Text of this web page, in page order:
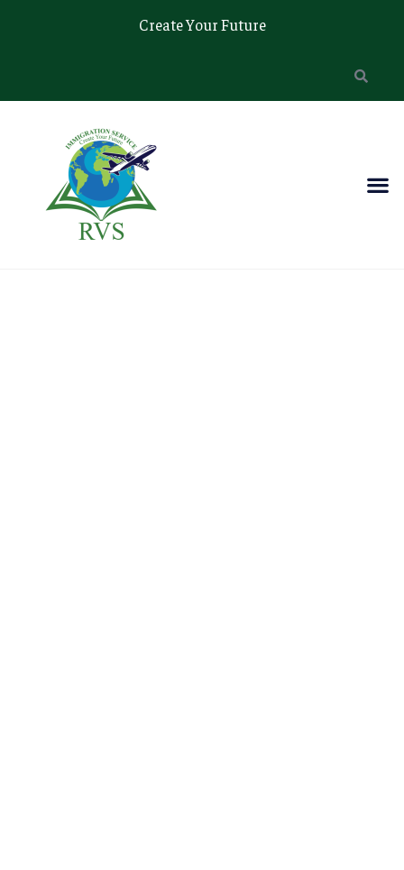
Create Your Future